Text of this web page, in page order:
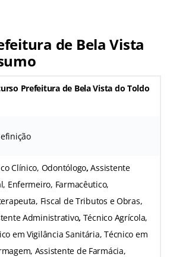
de Bela Vista
Prefeitura de Bela Vista do Toldo
Clínico, Odontólogo,Assistente
Enfermeiro, Farmacêutico,
Fiscal de Tributos e Obras,
Administrativo, Técnico Agrícola,
em Vigilância Sanitária, Técnico em
Assistente de Farmácia,